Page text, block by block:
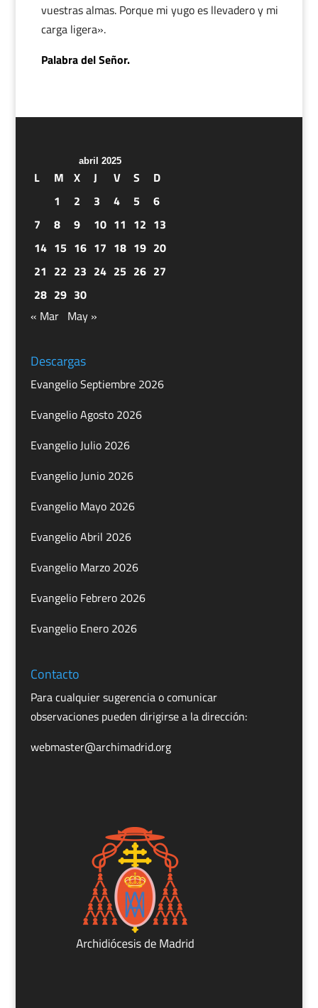
vuestras almas. Porque mi yugo es llevadero y mi
carga ligera».
Palabra del Señor.
abril 2025
L M X J V S
D
1
2 3 4 5
6
7
8 9 10 11 12 13
14 15 16 17 18 19 20
21 22 23 24 25 26 27
28 29 30
« Mar May »
Descargas
Evangelio Septiembre 2026
Evangelio Agosto 2026
Evangelio Julio 2026
Evangelio Junio 2026
Evangelio Mayo 2026
Evangelio Abril 2026
Evangelio Marzo 2026
Evangelio Febrero 2026
Evangelio Enero 2026
Contacto
Para cualquier sugerencia o comunicar
observaciones pueden dirigirse a la dirección:
webmaster@archimadrid.org